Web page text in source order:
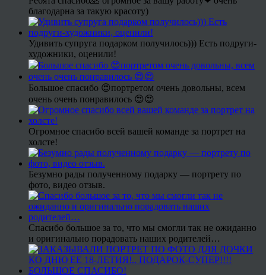
благодарна за такую красоту)
Удивить супруга подарком получилось))) Есть подруги-
художники, оценили!
Большое спасибо 😍портретом очень довольны, всем
очень очень понравилось 😍😍
Огромное спасибо всей вашей команде за портрет на
холсте!
Безумно рады полученному подарку — портрету по
фото, видео отзыв.
Спасибо большое за то, что мы смогли так не ожиданно
и оригинально порадовать наших родителей…